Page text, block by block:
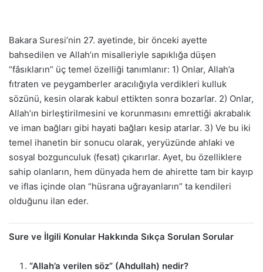
Bakara Suresi’nin 27. ayetinde, bir önceki ayette
bahsedilen ve Allah’ın misalleriyle sapıklığa düşen
“fâsıkların” üç temel özelliği tanımlanır: 1) Onlar, Allah’a
fıtraten ve peygamberler aracılığıyla verdikleri kulluk
sözünü, kesin olarak kabul ettikten sonra bozarlar. 2) Onlar,
Allah’ın birleştirilmesini ve korunmasını emrettiği akrabalık
ve iman bağları gibi hayati bağları kesip atarlar. 3) Ve bu iki
temel ihanetin bir sonucu olarak, yeryüzünde ahlaki ve
sosyal bozgunculuk (fesat) çıkarırlar. Ayet, bu özelliklere
sahip olanların, hem dünyada hem de ahirette tam bir kayıp
ve iflas içinde olan “hüsrana uğrayanların” ta kendileri
olduğunu ilan eder.
Sure ve İlgili Konular Hakkında Sıkça Sorulan Sorular
“Allah’a verilen söz” (Ahdullah) nedir?